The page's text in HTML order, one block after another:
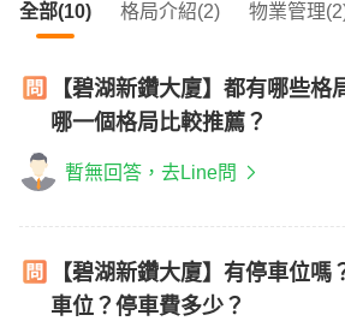
全部(10) 格局介紹(2) 物業管理
【碧湖新鑽大廈】都有哪些格
哪一個格局比較推薦？
暫無回答，去Line問
【碧湖新鑽大廈】有停車位嗎
車位？停車費多少？